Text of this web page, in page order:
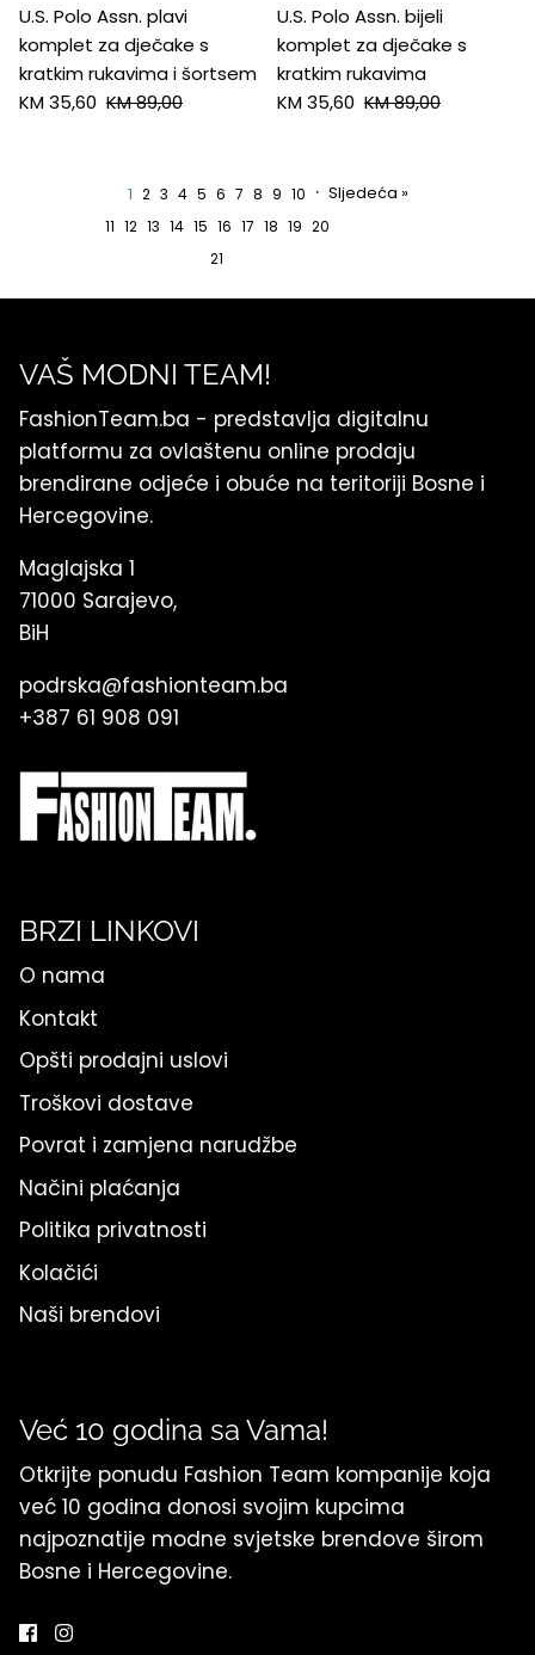
U.S. Polo Assn. plavi
komplet za dječake s
kratkim rukavima i šortsem
KM 35,60 KM 89,00
U.S. Polo Assn. bijeli
komplet za dječake s
kratkim rukavima
KM 35,60 KM 89,00
1 2 3 4 5 6 7 8 9 10
11 12 13 14 15 16 17 18 19 20
21
· Sljedeća »
VAŠ MODNI TEAM!
FashionTeam.ba - predstavlja digitalnu
platformu za ovlaštenu online prodaju
brendirane odjeće i obuće na teritoriji Bosne i
Hercegovine.
Maglajska 1
71000 Sarajevo,
BiH
podrska@fashionteam.ba
+387 61 908 091
BRZI LINKOVI
O nama
Kontakt
Opšti prodajni uslovi
Troškovi dostave
Povrat i zamjena narudžbe
Načini plaćanja
Politika privatnosti
Kolačići
Naši brendovi
Već 10 godina sa Vama!
Otkrijte ponudu Fashion Team kompanije koja
već 10 godina donosi svojim kupcima
najpoznatije modne svjetske brendove širom
Bosne i Hercegovine.